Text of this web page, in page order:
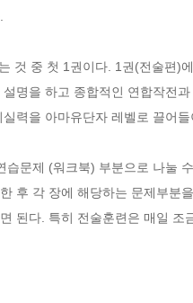
것 중 첫 1권이다. 1권(전술편)
명을 하고 종합적인 연합작전
력을 아마유단자 레벨로 끌어
습문제 (워크북) 부분으로 나눌
후 각 장에 해당하는 문제부분
된다. 특히 전술훈련은 매일